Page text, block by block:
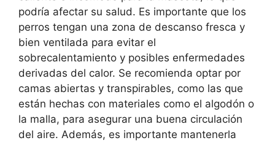
podría afectar su salud. Es importante que los
perros tengan una zona de descanso fresca y
bien ventilada para evitar el
sobrecalentamiento y posibles enfermedades
derivadas del calor. Se recomienda optar por
camas abiertas y transpirables, como las que
están hechas con materiales como el algodón o
la malla, para asegurar una buena circulación
del aire. Además, es importante mantenerla